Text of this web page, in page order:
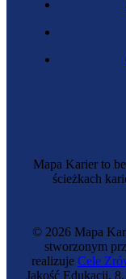
Mapa Karier to
ścieżkach
© 2026 Mapa
stworzonym
realizuje Cele
Jakość Edukacji,